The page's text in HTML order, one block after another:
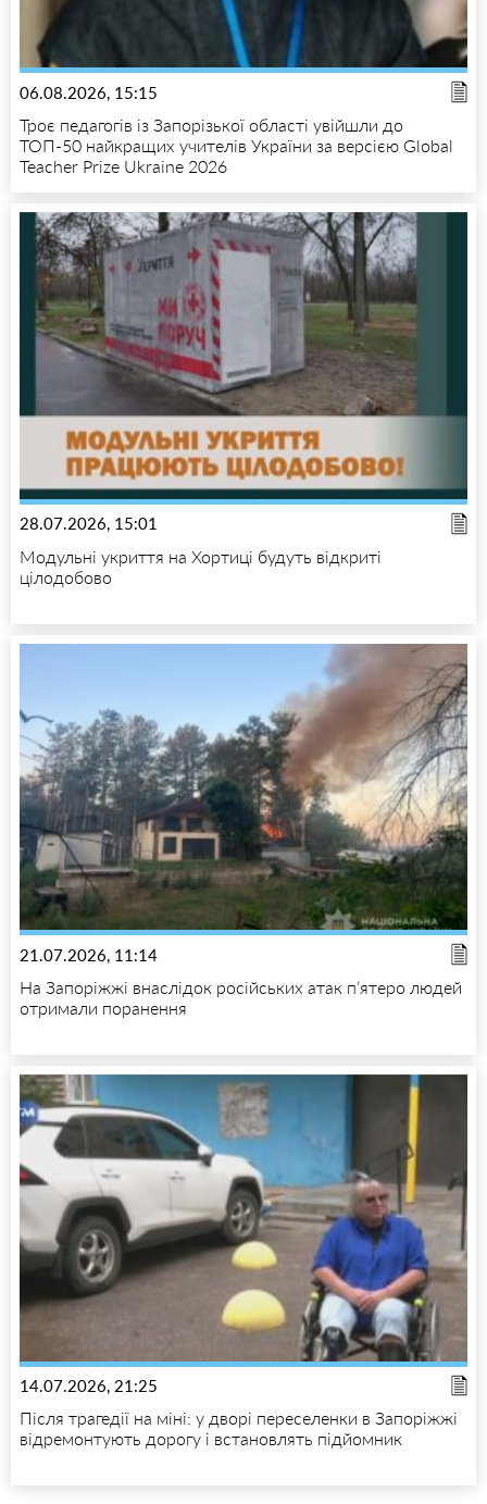
06.08.2026, 15:15
Троє педагогів із Запорізької області увійшли до
ТОП-50 найкращих учителів України за версією Global
Teacher Prize Ukraine 2026
28.07.2026, 15:01
Модульні укриття на Хортиці будуть відкриті
цілодобово
21.07.2026, 11:14
На Запоріжжі внаслідок російських атак п’ятеро людей
отримали поранення
14.07.2026, 21:25
Після трагедії на міні: у дворі переселенки в Запоріжжі
відремонтують дорогу і встановлять підйомник